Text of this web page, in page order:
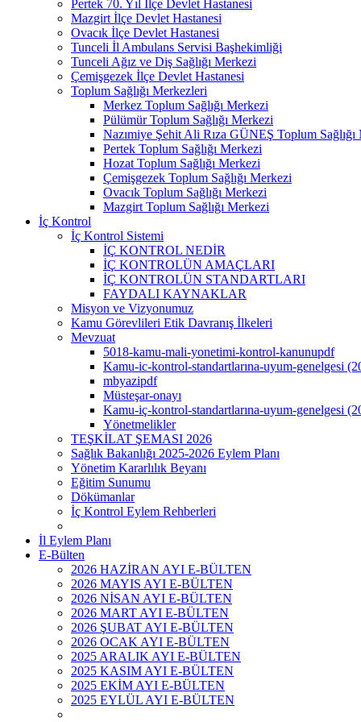
Pertek 70. Yıl İlçe Devlet Hastanesi
Mazgirt İlçe Devlet Hastanesi
Ovacık İlçe Devlet Hastanesi
Tunceli İl Ambulans Servisi Başhekimliği
Tunceli Ağız ve Diş Sağlığı Merkezi
Çemişgezek İlçe Devlet Hastanesi
Toplum Sağlığı Merkezleri
Merkez Toplum Sağlığı Merkezi
Pülümür Toplum Sağlığı Merkezi
Nazımiye Şehit Ali Rıza GÜNEŞ Toplum Sağlığı
Pertek Toplum Sağlığı Merkezi
Hozat Toplum Sağlığı Merkezi
Çemişgezek Toplum Sağlığı Merkezi
Ovacık Toplum Sağlığı Merkezi
Mazgirt Toplum Sağlığı Merkezi
İç Kontrol
İç Kontrol Sistemi
İÇ KONTROL NEDİR
İÇ KONTROLÜN AMAÇLARI
İÇ KONTROLÜN STANDARTLARI
FAYDALI KAYNAKLAR
Misyon ve Vizyonumuz
Kamu Görevlileri Etik Davranış İlkeleri
Mevzuat
5018-kamu-mali-yonetimi-kontrol-kanunupdf
Kamu-ic-kontrol-standartlarına-uyum-genelgesi
mbyazipdf
Müsteşar-onayı
Kamu-iç-kontrol-standartlarına-uyum-genelgesi
Yönetmelikler
TEŞKİLAT ŞEMASI 2026
Sağlık Bakanlığı 2025-2026 Eylem Planı
Yönetim Kararlılık Beyanı
Eğitim Sunumu
Dökümanlar
İç Kontrol Eylem Rehberleri
İl Eylem Planı
E-Bülten
2026 HAZİRAN AYI E-BÜLTEN
2026 MAYIS AYI E-BÜLTEN
2026 NİSAN AYI E-BÜLTEN
2026 MART AYI E-BÜLTEN
2026 ŞUBAT AYI E-BÜLTEN
2026 OCAK AYI E-BÜLTEN
2025 ARALIK AYI E-BÜLTEN
2025 KASIM AYI E-BÜLTEN
2025 EKİM AYI E-BÜLTEN
2025 EYLÜL AYI E-BÜLTEN